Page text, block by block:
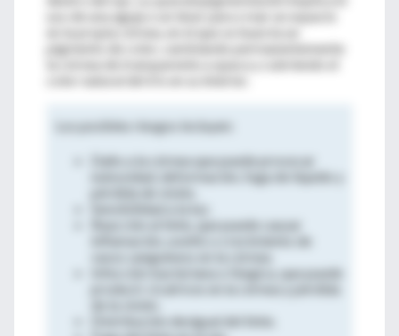
pigmento de color, cambiando permanentemente
Los posibles riesgos incluyen:
Daño a la córnea que puede provocar
nubosidad, deformación, fuga de líquido y
Sensibilidad a la luz.
Reacción al tinte, que puede causar
Infección bacteriana o fúngica, que puede
Distribución desigual del tinte.